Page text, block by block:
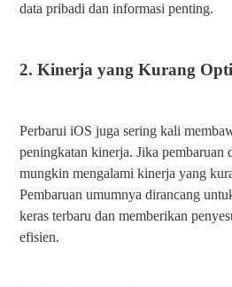
data pribadi dan informasi penting.
2. Kinerja yang Kurang
Perbarui iOS juga sering kali
peningkatan kinerja. Jika pembaruan
mungkin mengalami kinerja yang
Pembaruan umumnya dirancang
keras terbaru dan memberikan
efisien.